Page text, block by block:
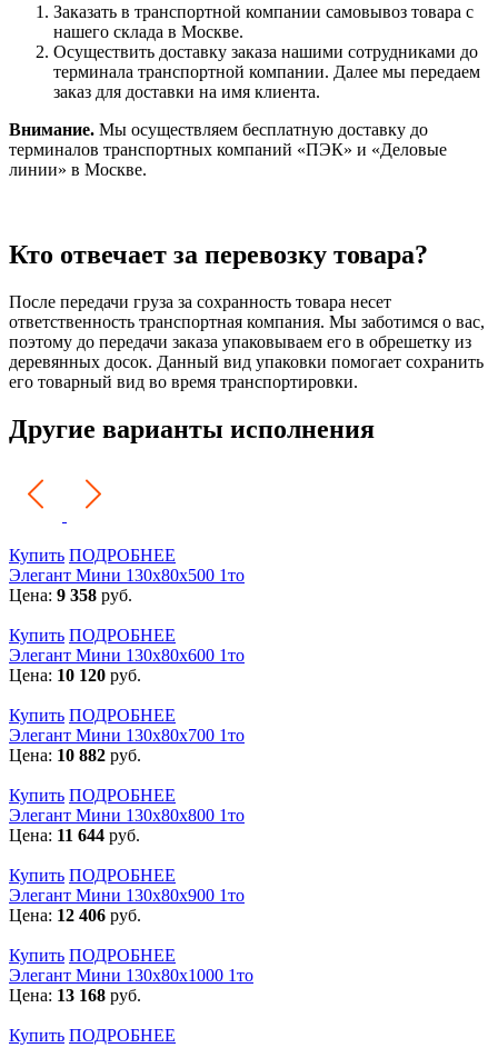
Заказать в транспортной компании самовывоз товара с
нашего склада в Москве.
Осуществить доставку заказа нашими сотрудниками до
терминала транспортной компании. Далее мы передаем
заказ для доставки на имя клиента.
Внимание. Мы осуществляем бесплатную доставку до
терминалов транспортных компаний «ПЭК» и «Деловые
линии» в Москве.
Кто отвечает за перевозку товара?
После передачи груза за сохранность товара несет
ответственность транспортная компания. Мы заботимся о вас,
поэтому до передачи заказа упаковываем его в обрешетку из
деревянных досок. Данный вид упаковки помогает сохранить
его товарный вид во время транспортировки.
Другие варианты исполнения
Купить ПОДРОБНЕЕ
Элегант Мини 130x80x500 1то
Цена: 9 358 руб.
Купить ПОДРОБНЕЕ
Элегант Мини 130x80x600 1то
Цена: 10 120 руб.
Купить ПОДРОБНЕЕ
Элегант Мини 130x80x700 1то
Цена: 10 882 руб.
Купить ПОДРОБНЕЕ
Элегант Мини 130x80x800 1то
Цена: 11 644 руб.
Купить ПОДРОБНЕЕ
Элегант Мини 130x80x900 1то
Цена: 12 406 руб.
Купить ПОДРОБНЕЕ
Элегант Мини 130x80x1000 1то
Цена: 13 168 руб.
Купить ПОДРОБНЕЕ